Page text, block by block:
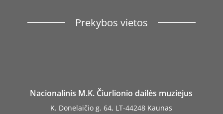
Prekybos vietos
Nacionalinis M.K. Čiurlionio dailės muziejus
K. Donelaičio g. 64, LT-44248 Kaunas